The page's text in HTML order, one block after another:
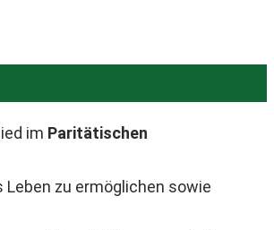
im Paritätischen
zu ermöglichen sowie